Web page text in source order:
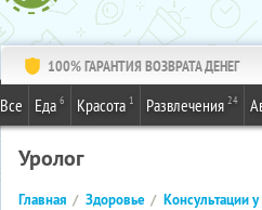
100% ГАРАНТИЯ ВОЗВРАТА ДЕНЕГ
Все Еда 6 Красота 1 Развлечения 24
Уролог
Главная Здоровье Консультации